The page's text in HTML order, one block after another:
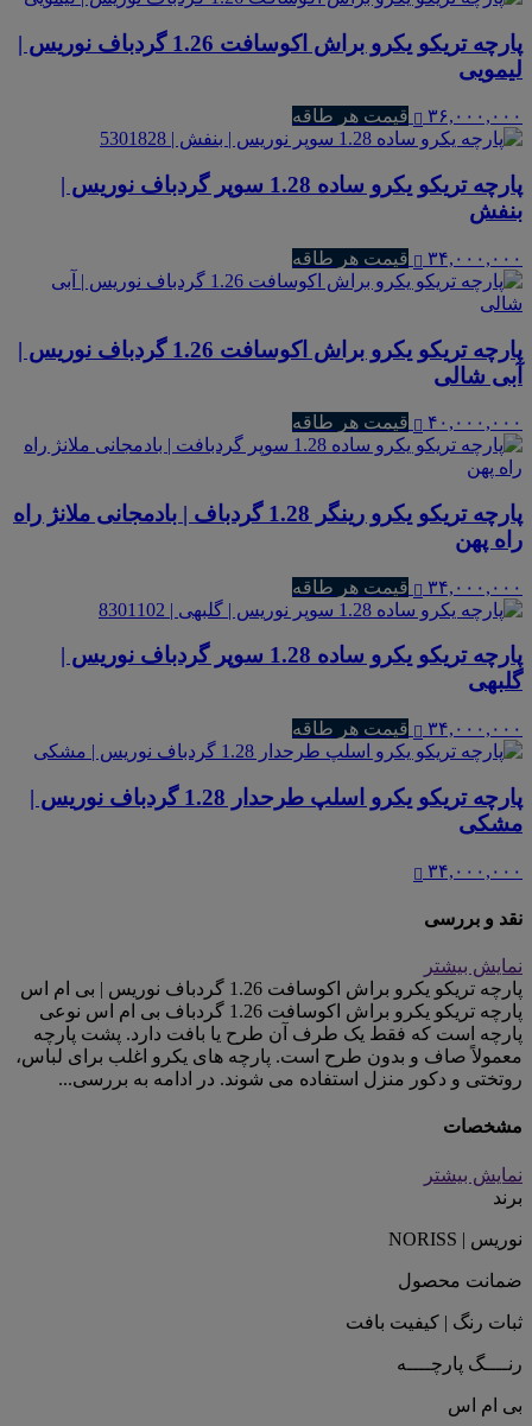
پارچه تریکو یکرو براش اکوسافت 1.26 گردباف نوریس |
لیمویی
۳۶,۰۰۰,۰۰۰ قیمت هر طاقه
پارچه تریکو یکرو ساده 1.28 سوپر گردباف نوریس |
بنفش
۳۴,۰۰۰,۰۰۰ قیمت هر طاقه
پارچه تریکو یکرو براش اکوسافت 1.26 گردباف نوریس |
آبی شالی
۴۰,۰۰۰,۰۰۰ قیمت هر طاقه
پارچه تریکو یکرو رینگر 1.28 گردباف | بادمجانی ملانژ راه
راه پهن
۳۴,۰۰۰,۰۰۰ قیمت هر طاقه
پارچه تریکو یکرو ساده 1.28 سوپر گردباف نوریس |
گلبهی
۳۴,۰۰۰,۰۰۰ قیمت هر طاقه
پارچه تریکو یکرو اسلپ طرحدار 1.28 گردباف نوریس |
مشکی
۳۴,۰۰۰,۰۰۰
نقد و بررسی
نمایش بیشتر
پارچه تریکو یکرو براش اکوسافت 1.26 گردباف نوریس | بی ام اس
پارچه تریکو یکرو براش اکوسافت 1.26 گردباف بی ام اس نوعی
پارچه است که فقط یک طرف آن طرح یا بافت دارد. پشت پارچه
معمولاً صاف و بدون طرح است. پارچه های یکرو اغلب برای لباس،
روتختی و دکور منزل استفاده می شوند. در ادامه به بررسی...
مشخصات
نمایش بیشتر
برند
نوریس | NORISS
ضمانت محصول
ثبات رنگ | کیفیت بافت
رنــــگ پارچــــه
بی ام اس